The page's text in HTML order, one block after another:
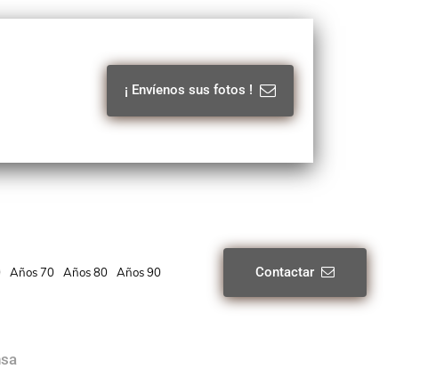
¡ Envíenos sus fotos !
Años 70 Años 80 Años 90 Contactar